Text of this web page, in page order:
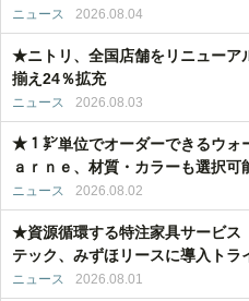
ニュース 2026.08.04
★ニトリ、全国店舗をリニュー
揃え24％拡充
ニュース 2026.08.03
★１㌢単位でオーダーできるウォ
ａｒｎｅ、材質・カラーも選択可
ニュース 2026.08.02
★資源循環する特注家具サービ
テック、みずほリースに導入トラ
ニュース 2026.08.01